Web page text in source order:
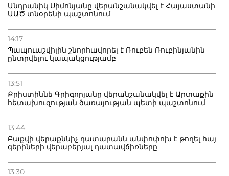
Անդրանիկ Սիմոնյանը վերանշանակվել է Հայաստանի
ԱԱԾ տնօրենի պաշտոնում
14:17
Պապուաշվիլին շնորհավորել է Ռուբեն Ռուբինյանին
ընտրվելու կապակցությամբ
13:51
Քրիստիննե Գրիգորյանը վերանշանակվել է Արտաքին
հետախուզության ծառայության պետի պաշտոնում
13:44
Բաքվի վերաքննիչ դատարանն անփոփոխ է թողել հայ
գերիների վերաբերյալ դատավճիռները
13:30